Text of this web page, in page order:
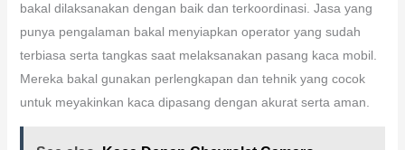
bakal dilaksanakan dengan baik dan terkoordinasi. Jasa yang
punya pengalaman bakal menyiapkan operator yang sudah
terbiasa serta tangkas saat melaksanakan pasang kaca mobil.
Mereka bakal gunakan perlengkapan dan tehnik yang cocok
untuk meyakinkan kaca dipasang dengan akurat serta aman.